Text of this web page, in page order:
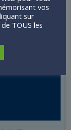
vos
sur
TOUS les